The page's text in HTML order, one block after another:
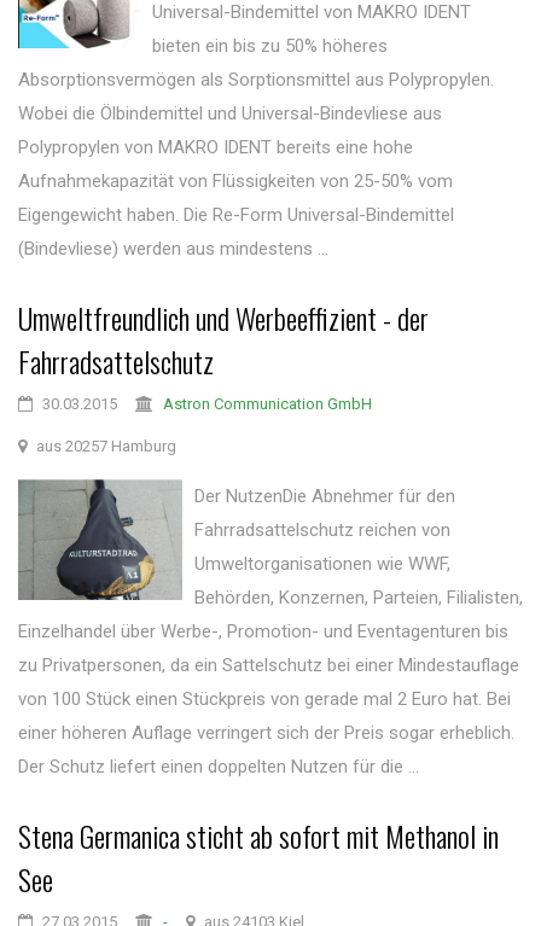
Universal-Bindemittel von MAKRO IDENT
bieten ein bis zu 50% höheres
Absorptionsvermögen als Sorptionsmittel aus Polypropylen.
Wobei die Ölbindemittel und Universal-Bindevliese aus
Polypropylen von MAKRO IDENT bereits eine hohe
Aufnahmekapazität von Flüssigkeiten von 25-50% vom
Eigengewicht haben. Die Re-Form Universal-Bindemittel
(Bindevliese) werden aus mindestens ...
Umweltfreundlich und Werbeeffizient - der
Fahrradsattelschutz
30.03.2015 Astron Communication GmbH
aus 20257 Hamburg
Der NutzenDie Abnehmer für den
Fahrradsattelschutz reichen von
Umweltorganisationen wie WWF,
Behörden, Konzernen, Parteien, Filialisten,
Einzelhandel über Werbe-, Promotion- und Eventagenturen bis
zu Privatpersonen, da ein Sattelschutz bei einer Mindestauflage
von 100 Stück einen Stückpreis von gerade mal 2 Euro hat. Bei
einer höheren Auflage verringert sich der Preis sogar erheblich.
Der Schutz liefert einen doppelten Nutzen für die ...
Stena Germanica sticht ab sofort mit Methanol in
See
27.03.2015 - aus 24103 Kiel